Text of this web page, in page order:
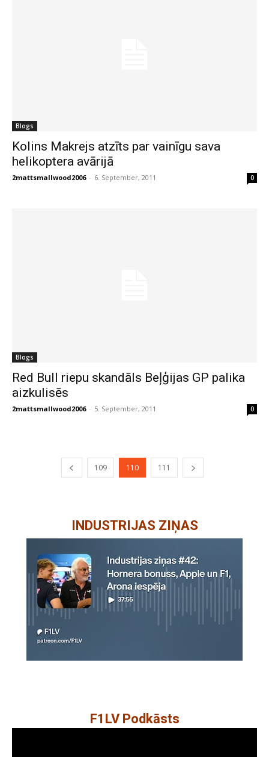
Blogs
Kolins Makrejs atzīts par vainīgu sava
helikoptera avārijā
2mattsmallwood2006 - 6. September, 2011 0
Blogs
Red Bull riepu skandāls Beļģijas GP palika
aizkulisēs
2mattsmallwood2006 - 5. September, 2011 0
109 110 111
INDUSTRIJAS ZIŅAS
F1LV Podkāsts